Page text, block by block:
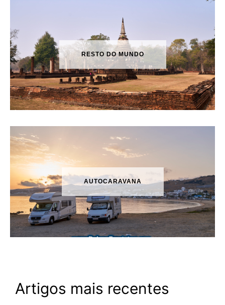
RESTO DO MUNDO
AUTOCARAVANA
Artigos mais recentes